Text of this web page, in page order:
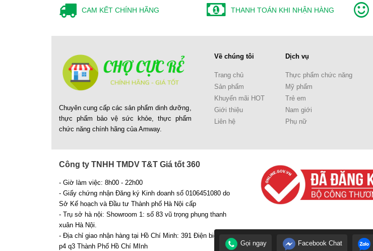
CAM KẾT CHÍNH HÃNG THANH TOÁN KHI NHẬN HÀNG
Chuyên cung cấp các sản phẩm dinh dưỡng,
thực phẩm bảo vệ sức khỏe, thực phẩm
chức năng chính hãng của Amway.
Về chúng tôi
Trang chủ
Sản phẩm
Khuyến mãi HOT
Giới thiệu
Liên hệ
Dịch vụ
Thực phẩm chức năng
Mỹ phẩm
Trẻ em
Nam giới
Phụ nữ
Công ty TNHH TMDV T&T Giá tốt 360
- Giờ làm việc: 8h00 - 22h00
- Giấy chứng nhận Đăng ký Kinh doanh số 0106451080 do
Sở Kế hoạch và Đầu tư Thành phố Hà Nội cấp
- Trụ sở hà nội: Showroom 1: số 83 vũ trọng phụng thanh
xuân Hà Nội.
- Địa chỉ giao nhận hàng tại Hồ Chí Minh: 391 Điện biên phủ
p4 q3 Thành Phố Hồ Chí MInh
Gọi ngay Facebook Chat